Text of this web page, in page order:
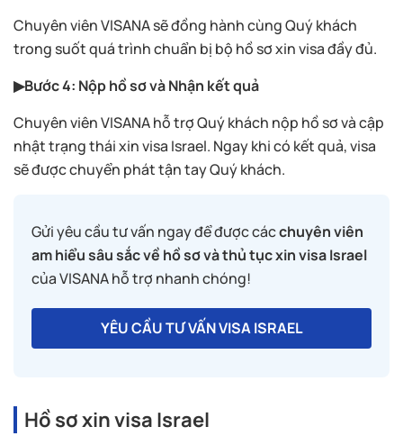
Chuyên viên VISANA sẽ đồng hành cùng Quý khách
trong suốt quá trình chuẩn bị bộ hồ sơ xin visa đầy đủ.
▶Bước 4: Nộp hồ sơ và Nhận kết quả
Chuyên viên VISANA hỗ trợ Quý khách nộp hồ sơ và cập
nhật trạng thái xin visa Israel. Ngay khi có kết quả, visa
sẽ được chuyển phát tận tay Quý khách.
Gửi yêu cầu tư vấn ngay để được cácchuyên viên
am hiểu sâu sắc về hồ sơ và thủ tục xin visa Israel
của VISANA hỗ trợ nhanh chóng!
YÊU CẦU TƯ VẤN VISA ISRAEL
Hồ sơ xin visa Israel